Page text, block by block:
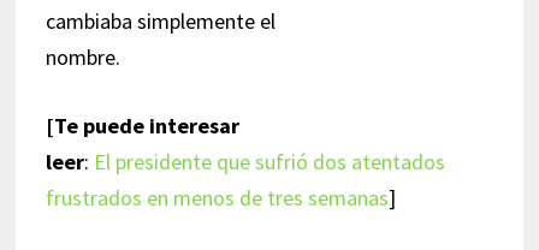
cambiaba simplemente el
nombre.
[Te puede interesar
leer: El presidente que sufrió dos atentados
frustrados en menos de tres semanas]